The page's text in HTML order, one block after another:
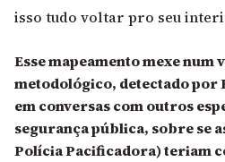
isso tudo voltar pro seu
Esse mapeamento mexe
metodológico, detectado por
em conversas com outros
segurança pública, sobre se
Polícia Pacificadora) teriam